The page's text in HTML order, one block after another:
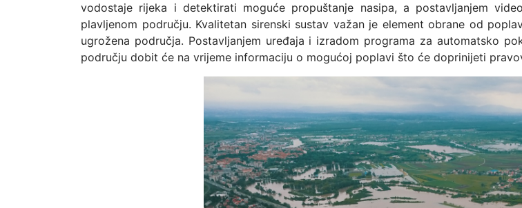
vodostaje rijeka i detektirati moguće propuštanje nasipa, a postavljanjem
plavljenom području. Kvalitetan sirenski sustav važan je element obrane od
ugrožena područja. Postavljanjem uređaja i izradom programa za automatsko
području dobit će na vrijeme informaciju o mogućoj poplavi što će doprinijeti